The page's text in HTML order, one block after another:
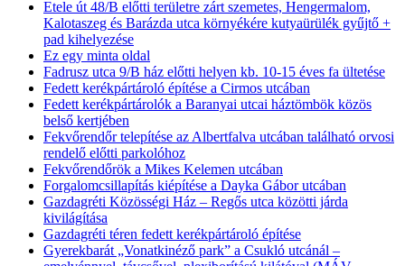
Etele út 48/B előtti területre zárt szemetes, Hengermalom,
Kalotaszeg és Barázda utca környékére kutyaürülék gyűjtő +
pad kihelyezése
Ez egy minta oldal
Fadrusz utca 9/B ház előtti helyen kb. 10-15 éves fa ültetése
Fedett kerékpártároló építése a Cirmos utcában
Fedett kerékpártárolók a Baranyai utcai háztömbök közös
belső kertjében
Fekvőrendőr telepítése az Albertfalva utcában található orvosi
rendelő előtti parkolóhoz
Fekvőrendőrök a Mikes Kelemen utcában
Forgalomcsillapítás kiépítése a Dayka Gábor utcában
Gazdagréti Közösségi Ház – Regős utca közötti járda
kivilágítása
Gazdagréti téren fedett kerékpártároló építése
Gyerekbarát „Vonatkinéző park” a Csukló utcánál –